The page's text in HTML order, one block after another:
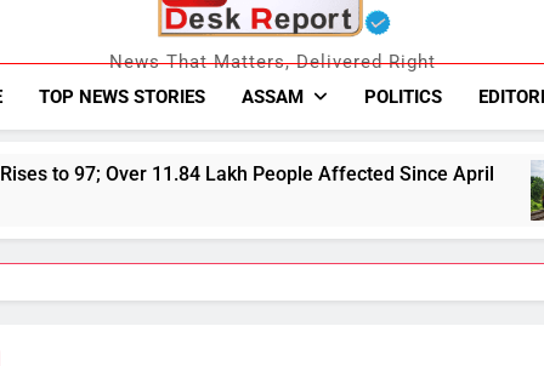
News Desk
News That Matters, Delivered Right
TOP NEWS STORIES ASSAM POLITICS
Lakh People Affected Since April Direct
August 7,